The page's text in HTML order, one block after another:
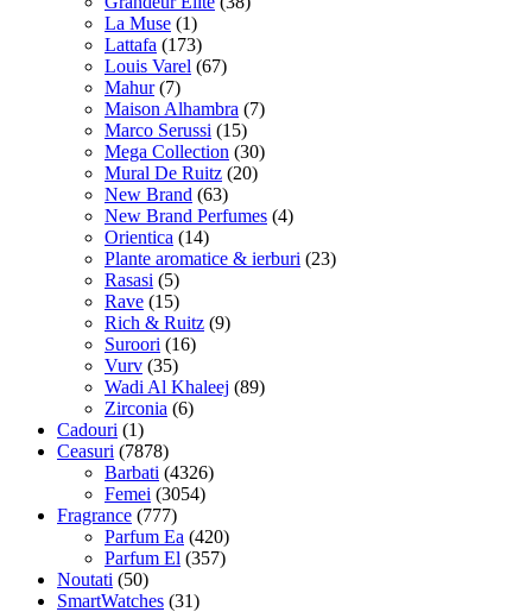
La Muse (1)
Lattafa (173)
Louis Varel (67)
Mahur (7)
Maison Alhambra (7)
Marco Serussi (15)
Mega Collection (30)
Mural De Ruitz (20)
New Brand (63)
New Brand Perfumes (4)
Orientica (14)
Plante aromatice & ierburi (23)
Rasasi (5)
Rave (15)
Rich & Ruitz (9)
Suroori (16)
Vurv (35)
Wadi Al Khaleej (89)
Zirconia (6)
Cadouri (1)
Ceasuri (7878)
Barbati (4326)
Femei (3054)
Fragrance (777)
Parfum Ea (420)
Parfum El (357)
Noutati (50)
SmartWatches (31)